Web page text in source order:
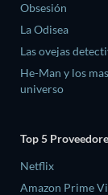
Obsesión
La Odisea
Las ovejas
He-Man y los
universo
Top 5
Netflix
Amazon Prime